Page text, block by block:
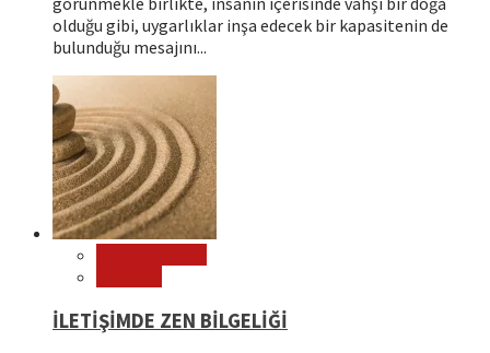
olduğu gibi, uygarlıklar inşa edecek bir kapasitenin de
bulunduğu mesajını...
İLETİŞİMDE ZEN BİLGELİĞİ